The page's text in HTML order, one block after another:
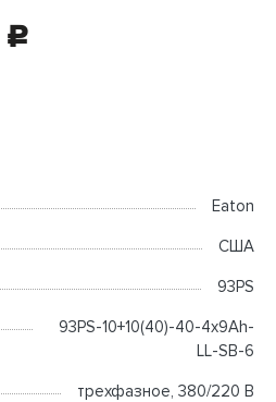
c
Eaton
США
93PS
93PS-10+10(40)-40-4x9Ah-
LL-SB-6
трехфазное, 380/220 В